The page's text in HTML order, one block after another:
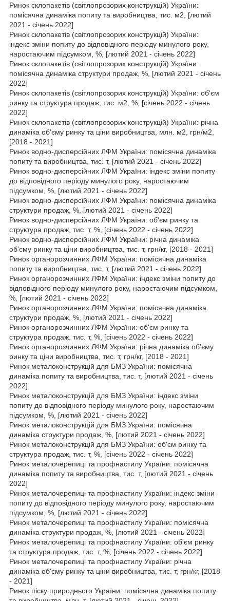
Ринок склопакетів (світлопрозорих конструкцій) України:
помісячна динаміка попиту та виробництва, тис. м2, [лютий
2021 - січень 2022]
Ринок склопакетів (світлопрозорих конструкцій) України:
індекс зміни попиту до відповідного періоду минулого року,
наростаючим підсумком, %, [лютий 2021 - січень 2022]
Ринок склопакетів (світлопрозорих конструкцій) України:
помісячна динаміка структури продаж, %, [лютий 2021 - січень
2022]
Ринок склопакетів (світлопрозорих конструкцій) України: об'єм
ринку та структура продаж, тис. м2, %, [січень 2022 - січень
2022]
Ринок склопакетів (світлопрозорих конструкцій) України: річна
динаміка об'єму ринку та ціни виробництва, млн. м2, грн/м2,
[2018 - 2021]
Ринок водно-дисперсійних ЛФМ України: помісячна динаміка
попиту та виробництва, тис. т, [лютий 2021 - січень 2022]
Ринок водно-дисперсійних ЛФМ України: індекс зміни попиту
до відповідного періоду минулого року, наростаючим
підсумком, %, [лютий 2021 - січень 2022]
Ринок водно-дисперсійних ЛФМ України: помісячна динаміка
структури продаж, %, [лютий 2021 - січень 2022]
Ринок водно-дисперсійних ЛФМ України: об'єм ринку та
структура продаж, тис. т, %, [січень 2022 - січень 2022]
Ринок водно-дисперсійних ЛФМ України: річна динаміка
об'єму ринку та ціни виробництва, тис. т, грн/кг, [2018 - 2021]
Ринок органорозчинних ЛФМ України: помісячна динаміка
попиту та виробництва, тис. т, [лютий 2021 - січень 2022]
Ринок органорозчинних ЛФМ України: індекс зміни попиту до
відповідного періоду минулого року, наростаючим підсумком,
%, [лютий 2021 - січень 2022]
Ринок органорозчинних ЛФМ України: помісячна динаміка
структури продаж, %, [лютий 2021 - січень 2022]
Ринок органорозчинних ЛФМ України: об'єм ринку та
структура продаж, тис. т, %, [січень 2022 - січень 2022]
Ринок органорозчинних ЛФМ України: річна динаміка об'єму
ринку та ціни виробництва, тис. т, грн/кг, [2018 - 2021]
Ринок металоконструкцій для БМЗ України: помісячна
динаміка попиту та виробництва, тис. т, [лютий 2021 - січень
2022]
Ринок металоконструкцій для БМЗ України: індекс зміни
попиту до відповідного періоду минулого року, наростаючим
підсумком, %, [лютий 2021 - січень 2022]
Ринок металоконструкцій для БМЗ України: помісячна
динаміка структури продаж, %, [лютий 2021 - січень 2022]
Ринок металоконструкцій для БМЗ України: об'єм ринку та
структура продаж, тис. т, %, [січень 2022 - січень 2022]
Ринок металочерепиці та профнастилу України: помісячна
динаміка попиту та виробництва, тис. т, [лютий 2021 - січень
2022]
Ринок металочерепиці та профнастилу України: індекс зміни
попиту до відповідного періоду минулого року, наростаючим
підсумком, %, [лютий 2021 - січень 2022]
Ринок металочерепиці та профнастилу України: помісячна
динаміка структури продаж, %, [лютий 2021 - січень 2022]
Ринок металочерепиці та профнастилу України: об'єм ринку
та структура продаж, тис. т, %, [січень 2022 - січень 2022]
Ринок металочерепиці та профнастилу України: річна
динаміка об'єму ринку та ціни виробництва, тис. т, грн/кг, [2018
- 2021]
Ринок піску природнього України: помісячна динаміка попиту